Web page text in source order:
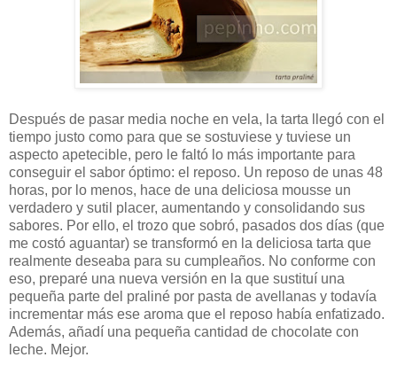
Después de pasar media noche en vela, la tarta llegó con el
tiempo justo como para que se sostuviese y tuviese un
aspecto apetecible, pero le faltó lo más importante para
conseguir el sabor óptimo: el reposo. Un reposo de unas 48
horas, por lo menos, hace de una deliciosa mousse un
verdadero y sutil placer, aumentando y consolidando sus
sabores. Por ello, el trozo que sobró, pasados dos días (que
me costó aguantar) se transformó en la deliciosa tarta que
realmente deseaba para su cumpleaños. No conforme con
eso, preparé una nueva versión en la que sustituí una
pequeña parte del praliné por pasta de avellanas y todavía
incrementar más ese aroma que el reposo había enfatizado.
Además, añadí una pequeña cantidad de chocolate con
leche. Mejor.